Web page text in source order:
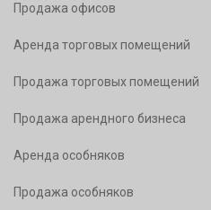
Продажа офисов
Аренда торговых помещений
Продажа торговых помещений
Продажа арендного бизнеса
Аренда особняков
Продажа особняков